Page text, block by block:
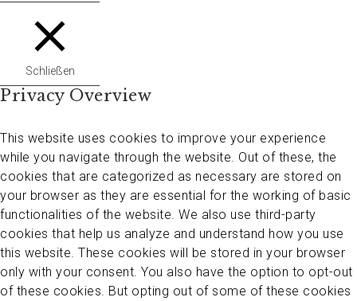
Schließen
Privacy Overview
This website uses cookies to improve your experience
while you navigate through the website. Out of these, the
cookies that are categorized as necessary are stored on
your browser as they are essential for the working of basic
functionalities of the website. We also use third-party
cookies that help us analyze and understand how you use
this website. These cookies will be stored in your browser
only with your consent. You also have the option to opt-out
of these cookies. But opting out of some of these cookies